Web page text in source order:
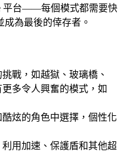
平台——每個模式都需要快
為最後的倖存者。
戰，如越獄、玻璃橋、
更多令人興奮的模式，如
炫的角色中選擇，個性化
利用加速、保護盾和其他超